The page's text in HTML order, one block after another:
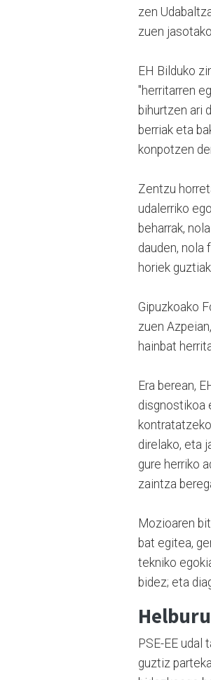
zen
zuen
EH Bilduko
"herritarren
bihurtzen ari
berriak eta
konpotzen
Zentzu
udalerriko
beharrak,
dauden, nola
horiek
Gipuzkoako
zuen
hainbat
Era berean,
disgnostikoa
direlako, eta
gure herriko
zaintza
Mozioaren
bat egitea,
tekniko
bidez; eta
PSE-EE
guztiz